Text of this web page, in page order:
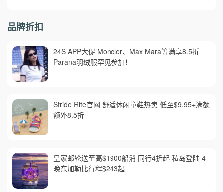
品牌折扣
24S APP大促 Moncler、Max Mara等满享8.5折
Parana羽绒服罕见参加！
Stride Rite官网 舒适休闲童鞋热卖 低至$9.95+满额
额外8.5折
皇家邮轮送至高$1900船消 同行4折起 私岛登陆 4
晚东加勒比行程$243起